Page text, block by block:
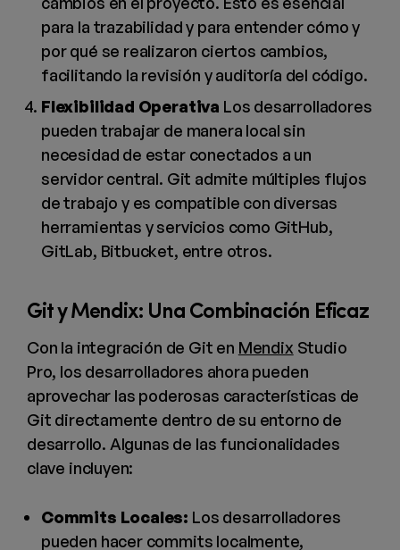
para la trazabilidad y para entender cómo y
por qué se realizaron ciertos cambios,
facilitando la revisión y auditoría del código.
Flexibilidad Operativa Los desarrolladores
pueden trabajar de manera local sin
necesidad de estar conectados a un
servidor central. Git admite múltiples flujos
de trabajo y es compatible con diversas
herramientas y servicios como GitHub,
GitLab, Bitbucket, entre otros.
Git y Mendix: Una Combinación Eficaz
Con la integración de Git en Mendix Studio
Pro, los desarrolladores ahora pueden
aprovechar las poderosas características de
Git directamente dentro de su entorno de
desarrollo. Algunas de las funcionalidades
clave incluyen:
Commits Locales: Los desarrolladores
pueden hacer commits localmente,